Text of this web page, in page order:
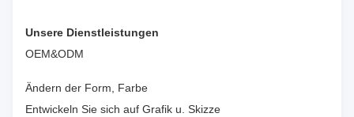
Unsere Dienstleistungen
OEM&ODM
Ändern der Form, Farbe
Entwickeln Sie sich auf Grafik u. Skizze